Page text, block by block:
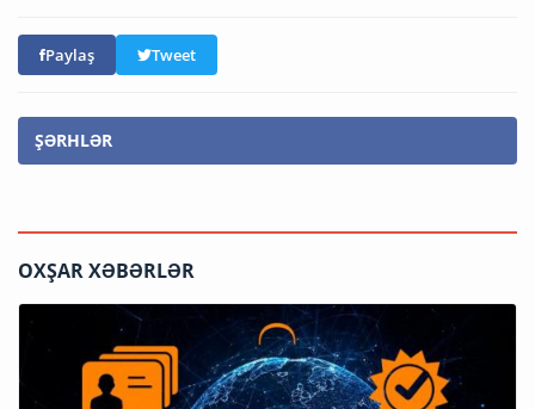
Paylaş Tweet
ŞƏRHLƏR
OXŞAR XƏBƏRLƏR